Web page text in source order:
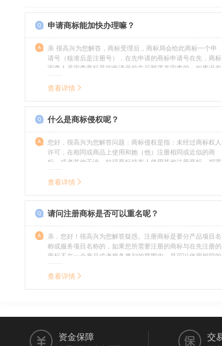
申请商标能加快办理嘛？
亲 很高兴为您解答，商标受理后，商标局会给此商标一个申
请号（核准后是注册号），在先申请的商标申请号在先，商标
审查人员审查商标是按申请号的先后顺序来审查的，如果没有
特殊情况（受理案件需要，被异议等），不会延迟也不会提
前。
查看详情
什么是商标侵权呢？
您好，很高兴为您解答问题：商标侵权是指：未经过商标权人
许可，在相同或商品上使用和她（他）注册相同或近似的商
标，或者其他干涉、妨碍商标持有人使用其他注册商标，损害
商标持有人合法权益的其他行为。侵权的人通常需要承担侵权
的责任，明知侵权的行为的人要承担赔偿的责任。情节严重
查看详情
请问注册商标是否可以重名呢？
亲，您好！很高兴为您解答疑惑。注册商标是要分产品项目名
称或服务项目名称的，如果您所需要注册的商标与在先注册的
商标不在一个产品或者服务类别的范围内，是可以使用相同的
名称的。希望我的回答能帮到您。
查看详情
资金保障 交